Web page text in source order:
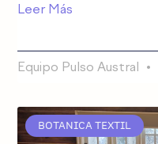
Leer Más
Equipo Pulso Austral
BOTANICA TEXTIL